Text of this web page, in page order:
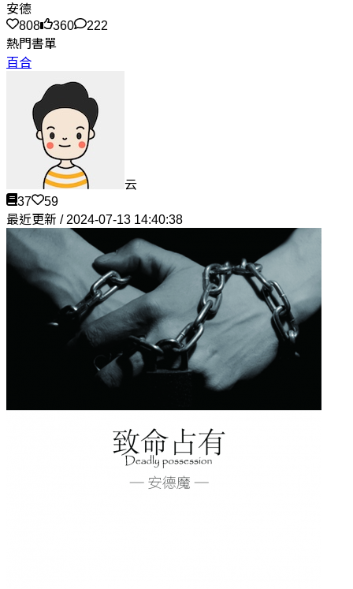
安德
808
360
222
熱門書單
百合
云
37
59
最近更新 / 2024-07-13 14:40:38